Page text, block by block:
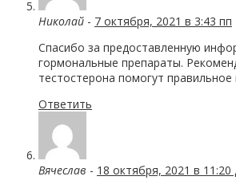
Николай - 7 октября, 2021 в 3:43 пп
Спасибо за предоставленную
гормональные препараты.
тестостерона помогут
Ответить
Вячеслав - 18 октября, 2021 в 11:20